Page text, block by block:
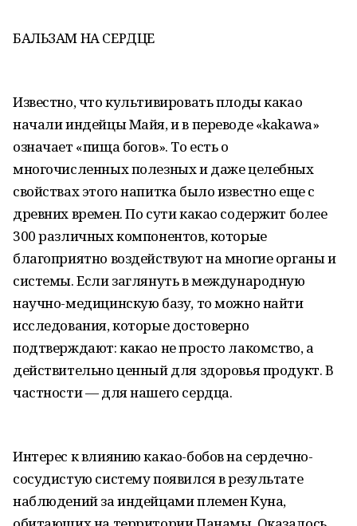
БАЛЬЗАМ НА СЕРДЦЕ
Известно, что культивировать плоды какао
начали индейцы Майя, и в переводе «kakawa»
означает «пища богов». То есть о
многочисленных полезных и даже целебных
свойствах этого напитка было известно еще с
древних времен. По сути какао содержит более
300 различных компонентов, которые
благоприятно воздействуют на многие органы и
системы. Если заглянуть в международную
научно-медицинскую базу, то можно найти
исследования, которые достоверно
подтверждают: какао не просто лакомство, а
действительно ценный для здоровья продукт. В
частности — для нашего сердца.
Интерес к влиянию какао-бобов на сердечно-
сосудистую систему появился в результате
наблюдений за индейцами племен Куна,